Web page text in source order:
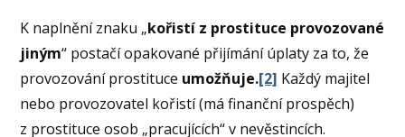
K naplnění znaku „kořistí z prostituce provozované
jiným“ postačí opakované přijímání úplaty za to, že
provozování prostituce umožňuje.[2] Každý majitel
nebo provozovatel kořistí (má finanční prospěch)
z prostituce osob „pracujících“ v nevěstincích.